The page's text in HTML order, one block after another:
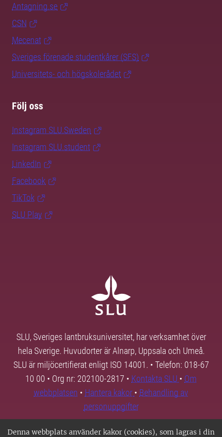
Denna webbplats använder kakor (cookies), som lagras i din
Antagning.se
CSN
Mecenat
Sveriges förenade studentkårer (SFS)
Universitets- och högskolerådet
Följ oss
Instagram SLU.Sweden
Instagram SLU.student
LinkedIn
Facebook
TikTok
SLU Play
SLU, Sveriges lantbruksuniversitet, har verksamhet över
hela Sverige. Huvudorter är Alnarp, Uppsala och Umeå.
SLU är miljöcertifierat enligt ISO 14001. • Telefon: 018-67
10 00 • Org nr: 202100-2817 • Kontakta SLU • Om
webbplatsen • Hantera kakor • Behandling av
personuppgifter